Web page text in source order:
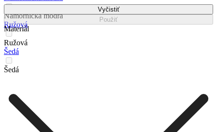
Námornícka modrá
Ružová
Ružová
Šedá
Šedá
Vyčistiť
Použiť
Materiál